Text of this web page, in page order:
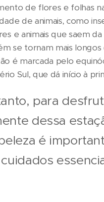
de flores e folhas
de animais, como
e animais que saem
se tornam mais longos
é marcada pelo
Sul, que dá início à
para
dessa
é